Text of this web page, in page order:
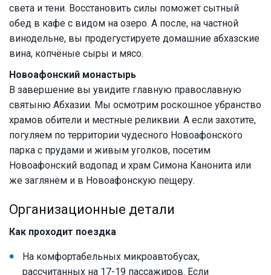
света и тени. Восстановить силы поможет сытный
обед в кафе с видом на озеро. А после, на частной
винодельне, вы продегустируете домашние абхазские
вина, копчёные сыры и мясо.
Новоафонский монастырь
В завершение вы увидите главную православную
святыню Абхазии. Мы осмотрим роскошное убранство
храмов обители и местные реликвии. А если захотите,
погуляем по территории чудесного Новоафонского
парка с прудами и живым уголков, посетим
Новоафонский водопад и храм Симона Канонита или
же заглянем и в Новоафонскую пещеру.
Организационные детали
Как проходит поездка
На комфортабельных микроавтобусах,
рассчитанных на 17-19 пассажиров. Если